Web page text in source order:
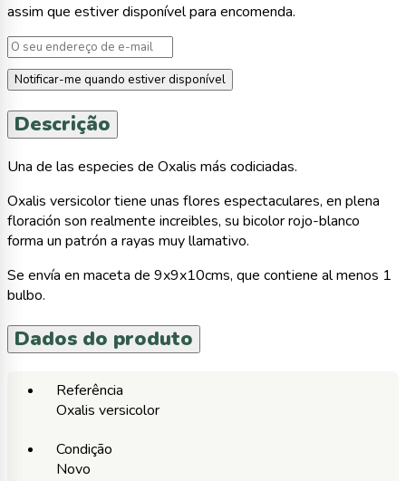
assim que estiver disponível para encomenda.
Notificar-me quando estiver disponível
Descrição
Una de las especies de Oxalis más codiciadas.
Oxalis versicolor tiene unas flores espectaculares, en plena
floración son realmente increibles, su bicolor rojo-blanco
forma un patrón a rayas muy llamativo.
Se envía en maceta de 9x9x10cms, que contiene al menos 1
bulbo.
Dados do produto
Referência
Oxalis versicolor
Condição
Novo